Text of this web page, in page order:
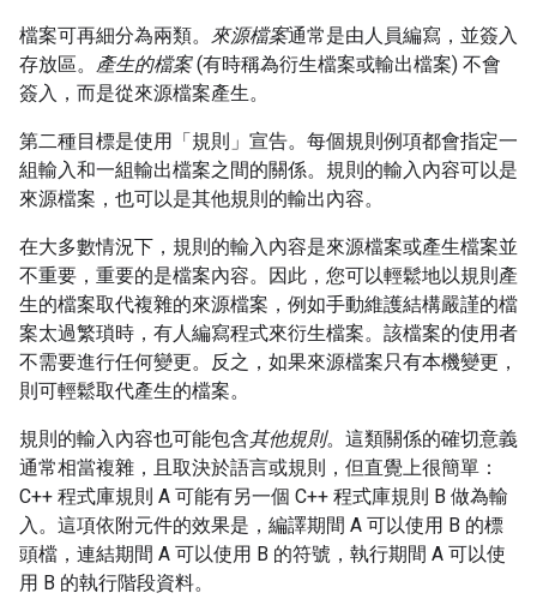
檔案可再細分為兩類。 來源檔案通常是由人員編寫，並簽入
存放區。 產生的檔案(有時稱為衍生檔案或輸出檔案) 不會
簽入，而是從來源檔案產生。
第二種目標是使用「規則」 宣告。每個規則例項都會指定一
組輸入和一組輸出檔案之間的關係。規則的輸入內容可以是
來源檔案，也可以是其他規則的輸出內容。
在大多數情況下，規則的輸入內容是來源檔案或產生檔案並
不重要，重要的是檔案內容。因此，您可以輕鬆地以規則產
生的檔案取代複雜的來源檔案，例如手動維護結構嚴謹的檔
案太過繁瑣時，有人編寫程式來衍生檔案。該檔案的使用者
不需要進行任何變更。反之，如果來源檔案只有本機變更，
則可輕鬆取代產生的檔案。
規則的輸入內容也可能包含其他規則。這類關係的確切意義
通常相當複雜，且取決於語言或規則，但直覺上很簡單：
C++ 程式庫規則 A 可能有另一個 C++ 程式庫規則 B 做為輸
入。這項依附元件的效果是，編譯期間 A 可以使用 B 的標
頭檔，連結期間 A 可以使用 B 的符號，執行期間 A 可以使
用 B 的執行階段資料。